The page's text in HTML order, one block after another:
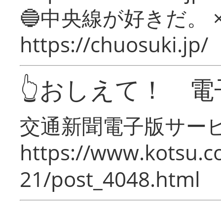
🔵中央線が好きだ。
https://chuosuki.jp/
👆おしえて！ 電
交通新聞電子版サー
https://
21/post_4048.html